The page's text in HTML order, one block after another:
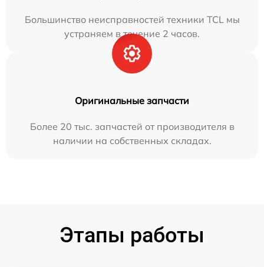
Большинство неисправностей техники TCL мы
устраняем в течение 2 часов.
Оригинальные запчасти
Более 20 тыс. запчастей от производителя в
наличии на собственных складах.
Этапы работы